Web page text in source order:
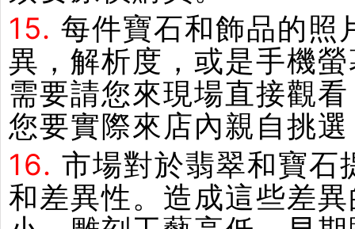
15. 每件寶石和飾品的照
異，解析度，或是手機
需要請您來現場直接觀
您要實際來店內親自挑
16. 市場對於翡翠和寶石
和差異性。造成這些差